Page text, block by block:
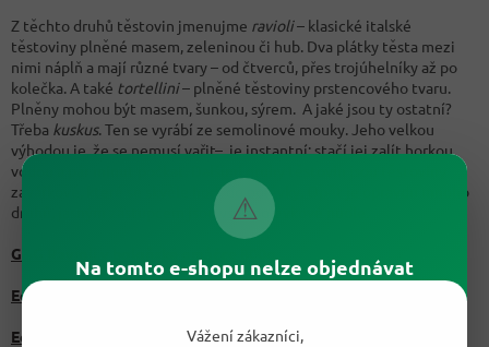
⚠
Na tomto e-shopu nelze objednávat
Vážení zákazníci,
Z těchto druhů těstovin jmenujme ravioli– klasické italské
těstoviny plněné masem, zeleninou či hub. Dva plátky těsta mezi
nimi náplň a mají různé tvary – od čtverců, přes trojúhelníky až po
kolečka. A také tortellini– plněné těstoviny prstencového tvaru.
Plněny mohou být masem, šunkou, sýrem. A jaké jsou ty ostatní?
Třeba kuskus. Ten se vyrábí ze semolinové mouky. Jeho velkou
výhodou je, že se nemusí vařit– je instantní; stačí jej zalít horkou
vodou a pár minut počkat. Dalšími druhy těstovin jsou těstoviny
zavářkové, které se skvěle hodí do polévky. Opět je opravdu mnoho
druhů, jasným zástupcem jsou však polévkové nudle.
G&G Ravioli v boloňské omáčce 800g
Edeka Tortellini Carne plněné taštičky se šunkou 250g
Edeka Kuskus 500g